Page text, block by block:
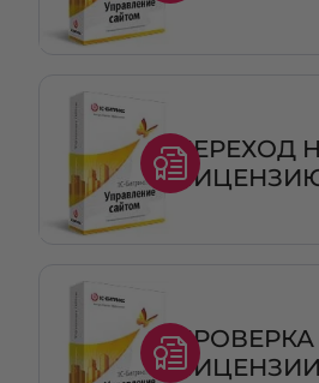
ПЕРЕХОД
ПРОВЕРКА
ЛИЦЕНЗИИ